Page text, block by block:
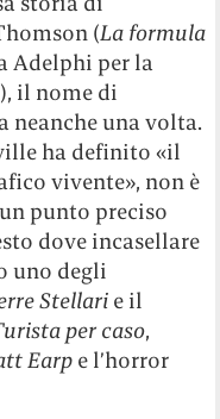
(La formula
Adelphi per la
il nome di
neanche una volta.
ha definito «il
vivente», non è
punto preciso
dove incasellare
uno degli
Stellari e il
per caso,
Earp e l’horror